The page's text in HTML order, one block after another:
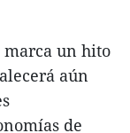
marca un hito
aún
de